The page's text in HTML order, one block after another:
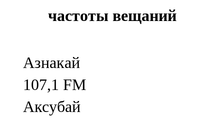
частоты вещаний
Азнакай
107,1 FM
Аксубай